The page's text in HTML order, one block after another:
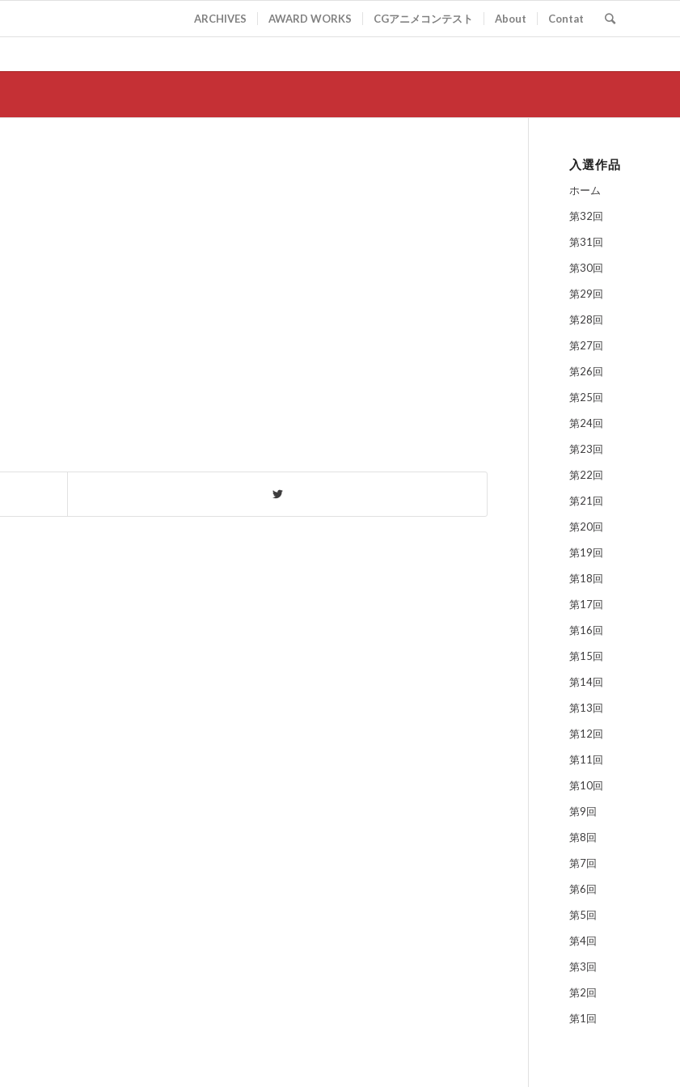
ARCHIVES AWARD WORKS CGアニメコンテスト About Contat
入選作品
ホーム
第32回
第31回
第30回
第29回
第28回
第27回
第26回
第25回
第24回
第23回
第22回
第21回
第20回
第19回
第18回
第17回
第16回
第15回
第14回
第13回
第12回
第11回
第10回
第9回
第8回
第7回
第6回
第5回
第4回
第3回
第2回
第1回